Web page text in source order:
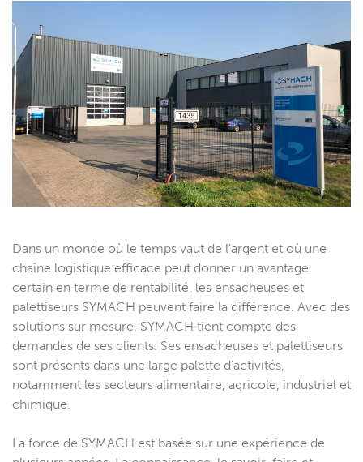
Dans un monde où le temps vaut de l’argent et où une
chaîne logistique efficace peut donner un avantage
certain en terme de rentabilité, les ensacheuses et
palettiseurs SYMACH peuvent faire la différence. Avec des
solutions sur mesure, SYMACH tient compte des
demandes de ses clients. Ses ensacheuses et palettiseurs
sont présents dans une large palette d’activités,
notamment les secteurs alimentaire, agricole, industriel et
chimique.
La force de SYMACH est basée sur une expérience de